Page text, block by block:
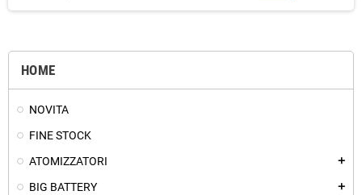
HOME
NOVITA
FINE STOCK
ATOMIZZATORI
add
BIG BATTERY add